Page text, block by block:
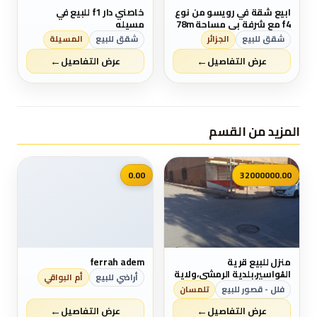
ابيع شقة في رويسو من نوع
f4 مع شرفة بي مساحة 78m
في الطابق السادس لها
مدخلين لي العمارة كل شيء
متوفر قرب المكان وجميع
وسائل النقل ميترو الترام
شقق للبيع الجزائر
عرض التفاصيل←
خاصني دار f1 للبيع في
مسيله
شقق للبيع المسيلة
عرض التفاصيل←
المزيد من القسم
32000000.00
منزل للبيع قرية
الڨواسير،بلدية الرمشي،ولاية
تلمسان
فلل - قصور للبيع تلمسان
عرض التفاصيل←
📷
0.00
ferrah adem
أراضي للبيع أم البواقي
عرض التفاصيل←